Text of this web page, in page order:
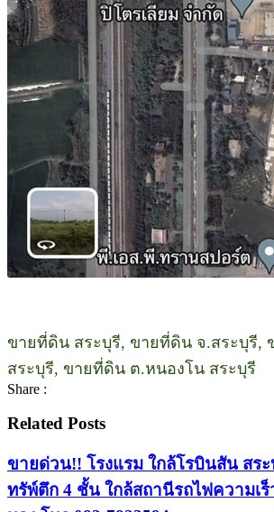
ขายที่ดิน สระบุรี, ขายที่ดิน จ.สระบุรี,
สระบุรี, ขายที่ดิน ต.หนองโน สระบุรี
Share :
Related Posts
ขายด่วน!! โรงแรม ใกล้โรบินสัน สร
ทรัพ์ตึก 4 ชั้น ใกล้สถานีรถไฟความเร็